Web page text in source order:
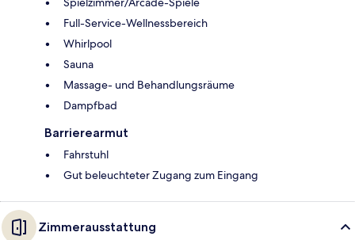
Full-Service-Wellnessbereich
Whirlpool
Sauna
Massage- und Behandlungsräume
Dampfbad
Barrierearmut
Fahrstuhl
Gut beleuchteter Zugang zum Eingang
Zimmerausstattung